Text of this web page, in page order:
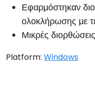
Εφαρμόστηκαν
ολοκλήρωσης με
Μικρές
Platform: Windows